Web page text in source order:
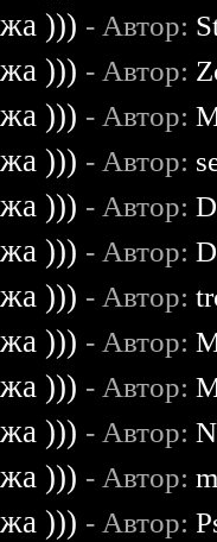
))) - Автор:
))) - Автор:
))) - Автор:
))) - Автор:
))) - Автор:
))) - Автор:
))) - Автор:
))) - Автор:
))) - Автор:
))) - Автор:
))) - Автор:
))) - Автор: